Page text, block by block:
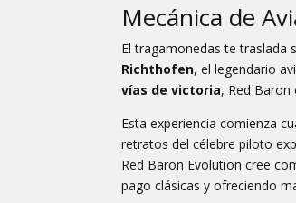
Mecánica de
El tragamonedas te traslada
Richthofen, el legendario
vías de victoria, Red
Esta experiencia comienza
retratos del célebre piloto
Red Baron Evolution cree
pago clásicas y ofreciendo